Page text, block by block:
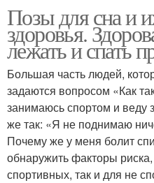
Позы для сна и
здоровья.
лежать и спать
Большая часть людей,
задаются вопросом «Как
занимаюсь спортом и веду
же так: «Я не поднимаю
Почему же у меня болит
обнаружить факторы
спортивных, так и для не